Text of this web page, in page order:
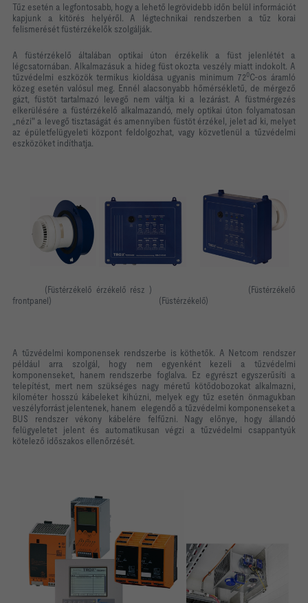
Tűz esetén a legfontosabb, hogy a lehető legrövidebb időn belül információt
kapjunk a kitörés helyéről. A légtechnikai rendszerben a tűz korai
felismerését füstérzékelők szolgálják.
A füstérzékelő általában optikai úton érzékelik a füst jelenlétét a
légcsatornában. Alkalmazásuk a hideg füst okozta veszély miatt indokolt. A
tűzvédelmi eszközök termikus kioldása ugyanis minimum 720C-os áramló
közeg esetén valósul meg. Ennél alacsonyabb hőmérsékletű, de mérgező
gázt, füstöt tartalmazó levegő nem váltja ki a lezárást. A füstmérgezés
elkerülésére a füstérzékelő alkalmazandó, mely optikai úton folyamatosan
„nézi" a levegő tisztaságát és amennyiben füstöt érzékel, jelet ad ki, melyet
az épületfelügyeleti központ feldolgozhat, vagy közvetlenül a tűzvédelmi
eszközöket indíthatja.
(Füstérzékelő érzékelő rész )
(Füstérzékelő
frontpanel)
(Füstérzékelő)
A tűzvédelmi komponensek rendszerbe is köthetők. A Netcom rendszer
például arra szolgál, hogy nem egyenként kezeli a tűzvédelmi
komponenseket, hanem rendszerbe foglalva. Ez egyrészt egyszerűsíti a
telepítést, mert nem szükséges nagy méretű kötődobozokat alkalmazni,
kilométer hosszú kábeleket kihúzni, melyek egy tűz esetén önmagukban
veszélyforrást jelentenek, hanem elegendő a tűzvédelmi komponenseket a
BUS rendszer vékony kábelére felfűzni. Nagy előnye, hogy állandó
felügyeletet jelent és automatikusan végzi a tűzvédelmi csappantyúk
kötelező időszakos ellenőrzését.